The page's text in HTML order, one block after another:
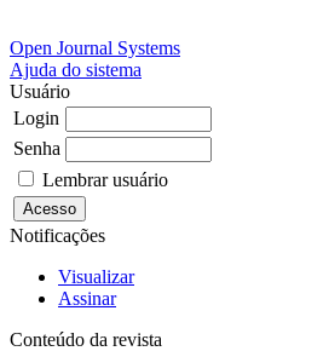
Open Journal Systems
Ajuda do sistema
Usuário
Login
Senha
Lembrar usuário
Notificações
Visualizar
Assinar
Conteúdo da revista